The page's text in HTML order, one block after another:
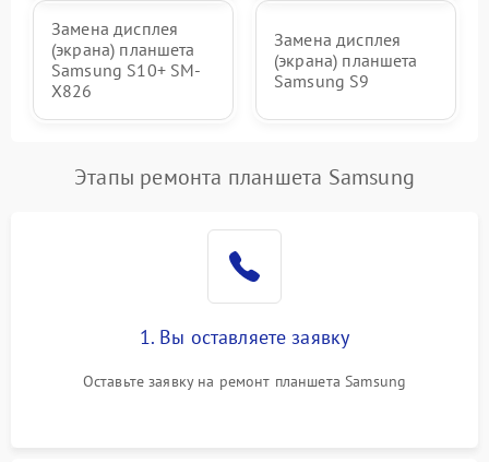
Замена дисплея
(экрана) планшета
Samsung S10+ SM-
X826
Замена дисплея
(экрана) планшета
Samsung S9
Этапы ремонта планшета Samsung
1. Вы оставляете заявку
Оставьте заявку на ремонт планшета Samsung